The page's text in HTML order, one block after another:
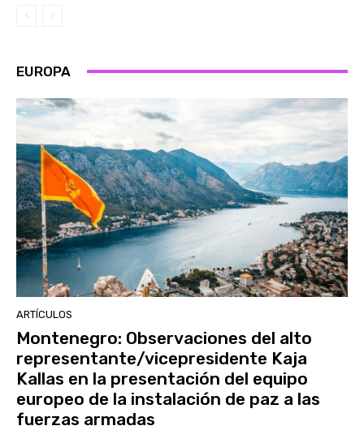
EUROPA
ARTÍCULOS
Montenegro: Observaciones del alto
representante/vicepresidente Kaja
Kallas en la presentación del equipo
europeo de la instalación de paz a las
fuerzas armadas